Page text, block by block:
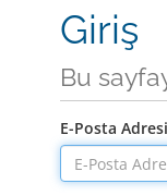
Giriş
Bu
E-Posta Adresi